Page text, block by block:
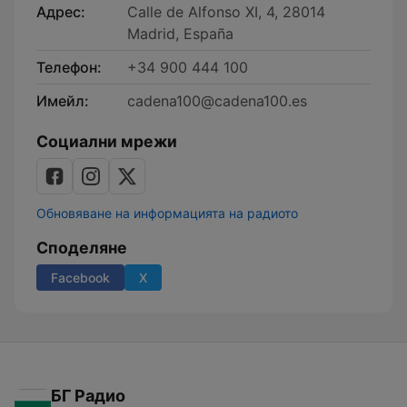
Адрес:
Calle de Alfonso XI, 4, 28014
Madrid, España
Телефон:
+34 900 444 100
Имейл:
cadena100@cadena100.es
Социални мрежи
Обновяване на информацията на радиото
Споделяне
Facebook X
БГ Радио